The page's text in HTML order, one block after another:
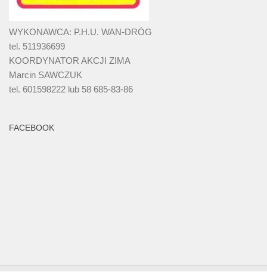
WYKONAWCA: P.H.U. WAN-DRÓG
tel. 511936699
KOORDYNATOR AKCJI ZIMA
Marcin SAWCZUK
tel. 601598222 lub 58 685-83-86
FACEBOOK